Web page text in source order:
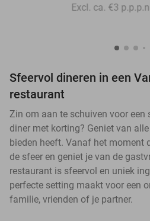
Excl. ca. €3
Sfeervol dineren in een
restaurant
Zin om aan te schuiven voor een
diner met korting? Geniet van
bieden heeft. Vanaf het moment
de sfeer en geniet je van de
restaurant is sfeervol en uniek
perfecte setting maakt voor een
familie, vrienden of je partner.